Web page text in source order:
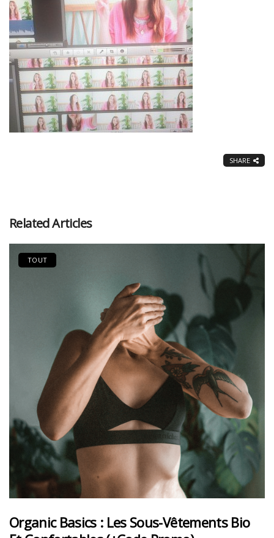
SHARE
Related Articles
TOUT
Organic Basics : Les Sous-Vêtements Bio